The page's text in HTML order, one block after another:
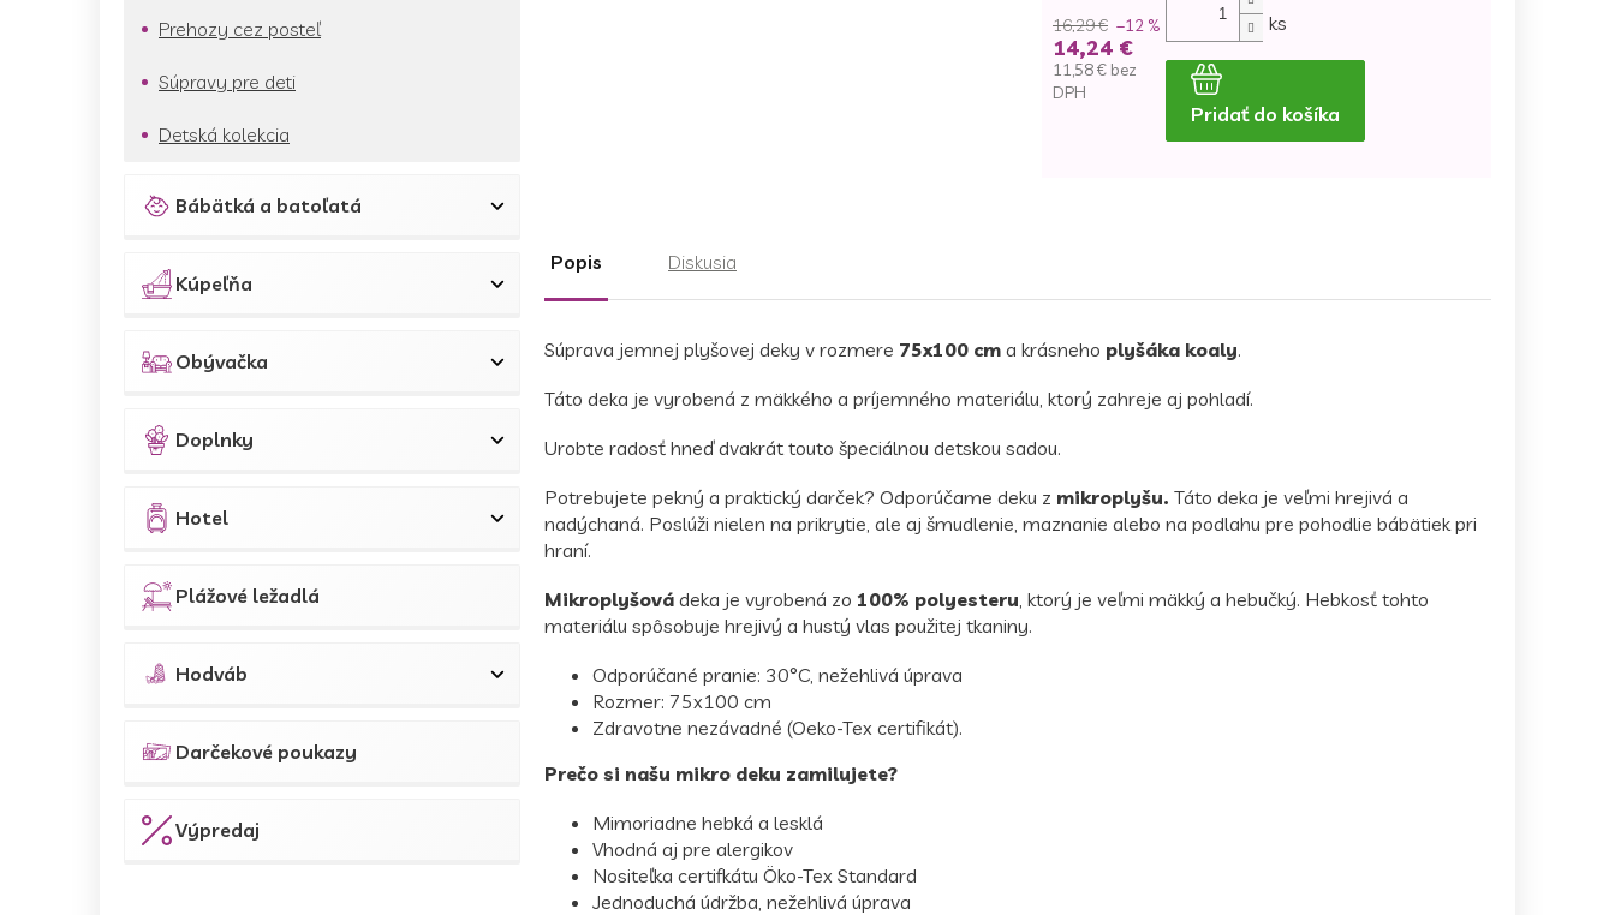
Prehozy cez posteľ
Súpravy pre deti
Detská kolekcia
Bábätká a batoľatá
Kúpeľňa
Obývačka
Doplnky
Hotel
Plážové ležadlá
Hodváb
Darčekové poukazy
Výpredaj
16,29 € –12 %
14,24 €
11,58 € bez
DPH
ks
Pridať do košíka
Popis Diskusia
Súprava jemnej plyšovej deky v rozmere 75x100 cm a krásneho plyšáka koaly.
Táto deka je vyrobená z mäkkého a príjemného materiálu, ktorý zahreje aj pohladí.
Urobte radosť hneď dvakrát touto špeciálnou detskou sadou.
Potrebujete pekný a praktický darček? Odporúčame deku z mikroplyšu. Táto deka je veľmi hrejivá a
nadýchaná. Poslúži nielen na prikrytie, ale aj šmudlenie, maznanie alebo na podlahu pre pohodlie bábätiek pri
hraní.
Mikroplyšová deka je vyrobená zo 100% polyesteru, ktorý je veľmi mäkký a hebučký. Hebkosť tohto
materiálu spôsobuje hrejivý a hustý vlas použitej tkaniny.
Odporúčané pranie: 30°C, nežehlivá úprava
Rozmer: 75x100 cm
Zdravotne nezávadné (Oeko-Tex certifikát).
Prečo si našu mikro deku zamilujete?
Mimoriadne hebká a lesklá
Vhodná aj pre alergikov
Nositeľka certifkátu Öko-Tex Standard
Jednoduchá údržba, nežehlivá úprava